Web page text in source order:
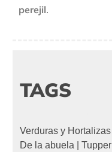
perejil.
TAGS
Verduras y Hortalizas
De la abuela
Tupper